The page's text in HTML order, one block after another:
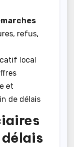
refus,
local
et
de délais